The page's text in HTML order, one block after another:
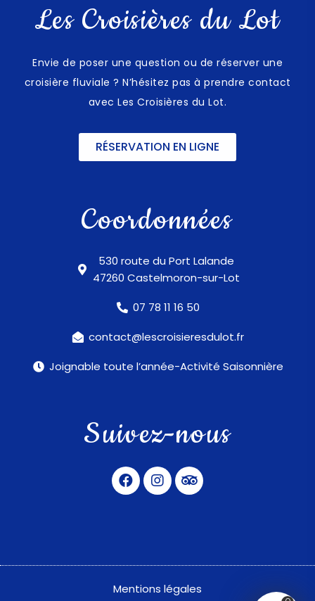
Les Croisières du Lot
Envie de poser une question ou de réserver une
croisière fluviale ? N’hésitez pas à prendre contact
avec Les Croisières du Lot.
RÉSERVATION EN LIGNE
Coordonnées
530 route du Port Lalande
47260 Castelmoron-sur-Lot
07 78 11 16 50
contact@lescroisieresdulot.fr
Joignable toute l’année-Activité Saisonnière
Suivez-nous
Mentions légales